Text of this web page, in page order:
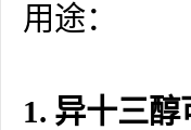
用途：
1. 异十三